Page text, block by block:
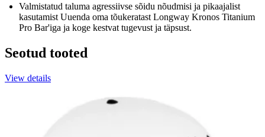
Valmistatud taluma agressiivse sõidu nõudmisi ja pikaajalist
kasutamist Uuenda oma tõukeratast Longway Kronos Titanium
Pro Bar'iga ja koge kestvat tugevust ja täpsust.
Seotud tooted
View details